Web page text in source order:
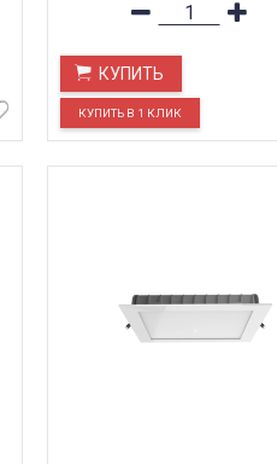
КУПИТЬ